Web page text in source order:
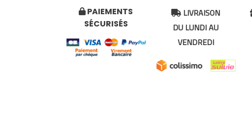
 PAIEMENTS
SÉCURISÉS
 LIVRAISON
DU LUNDI AU
VENDREDI